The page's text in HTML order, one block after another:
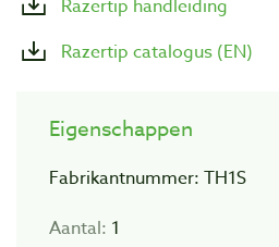
Razertip handleiding
Razertip catalogus (EN)
Eigenschappen
Fabrikantnummer: TH1S
Aantal: 1